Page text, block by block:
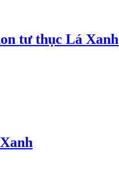
tư thục Lá Xanh